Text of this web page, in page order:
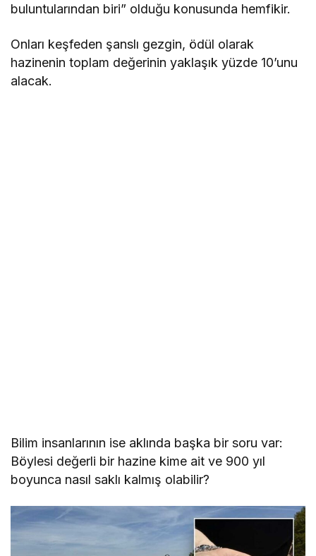
buluntularından biri” olduğu konusunda hemfikir.
Onları keşfeden şanslı gezgin, ödül olarak
hazinenin toplam değerinin yaklaşık yüzde 10’unu
alacak.
Bilim insanlarının ise aklında başka bir soru var:
Böylesi değerli bir hazine kime ait ve 900 yıl
boyunca nasıl saklı kalmış olabilir?